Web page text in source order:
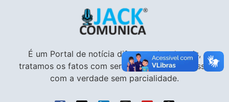
É um Portal de notícia diferente dos demais,
tratamos os fatos com seriedade e compromisso
com a verdade sem parcialidade.